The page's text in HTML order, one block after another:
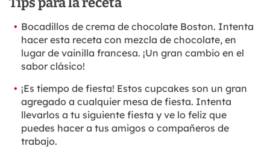
Bocadillos de crema de chocolate Boston. Intenta
hacer esta receta con mezcla de chocolate, en
lugar de vainilla francesa. ¡Un gran cambio en el
sabor clásico!
¡Es tiempo de fiesta! Estos cupcakes son un gran
agregado a cualquier mesa de fiesta. Intenta
llevarlos a tu siguiente fiesta y ve lo feliz que
puedes hacer a tus amigos o compañeros de
trabajo.